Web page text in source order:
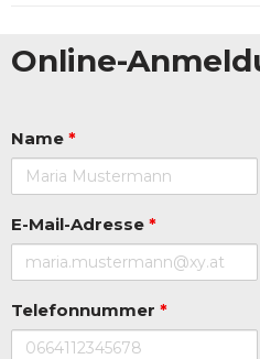
Online-
Name *
E-Mail-Adresse *
Telefonnummer *